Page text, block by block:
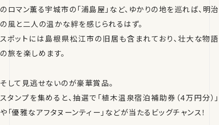
のロマン薫る宇城市の「浦島屋」など、ゆかりの地を巡れば、明治
の風と二人の温かな絆を感じられるはず。
スポットには島根県松江市の旧居も含まれており、壮大な物語
の旅を楽しめます。
そして見逃せないのが豪華賞品。
スタンプを集めると、抽選で「植木温泉宿泊補助券（4万円分）」
や「優雅なアフタヌーンティー」などが当たるビッグチャンス！